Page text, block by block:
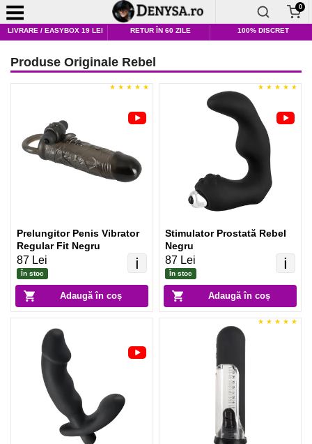
0
LIVRARE / EASYBOX 19 LEI RETUR ÎN 60 ZILE 100% DISCRET
Produse Originale Rebel
Adaugă în coș
ℹ️
Prelungitor Penis Vibrator
Regular Fit Negru
87 Lei
În stoc
Adaugă în coș
ℹ️
Stimulator Prostată Rebel
Negru
87 Lei
În stoc